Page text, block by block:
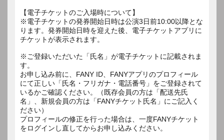
【電子チケットのご入場時について】
※電子チケットの発券開始日時は公演3日前10:00以降とな
ります。発券開始日時を迎えた後、電子チケットアプリに
チケットが表示されます。
※ご登録いただいた「氏名」が電子チケットに記載されま
す。
お申し込み前に、FANY ID、FANYアプリのプロフィール
にて正しい「氏名・フリガナ・電話番号」をご登録されて
いるかご確認ください。（既存会員の方は「配送先氏
名」、新規会員の方は「FANYチケット氏名」にご記入く
ださい）
プロフィールの修正を行った場合は、一度FANYチケット
をログインし直してからお申し込みください。